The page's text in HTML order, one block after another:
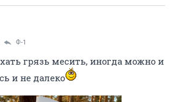
Ф-1
грязь месить, иногда можно и
и не далеко